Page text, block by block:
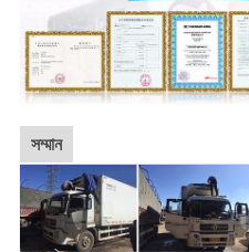
সম্মান